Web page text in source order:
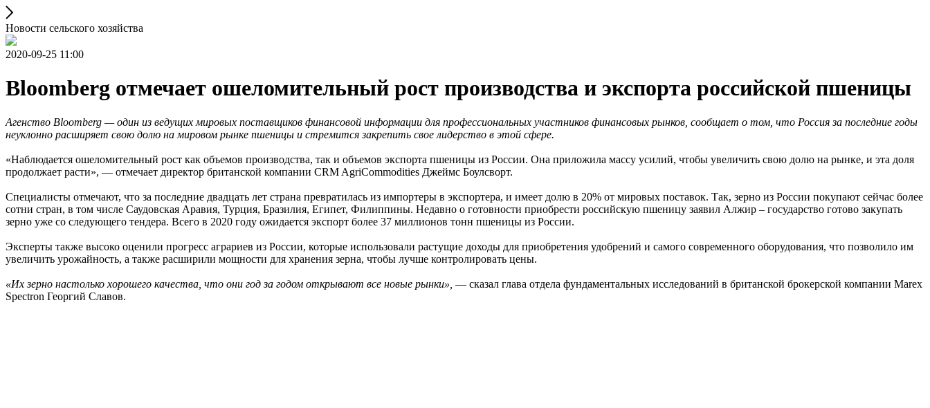
Новости сельского хозяйства
2020-09-25 11:00
Bloomberg отмечает ошеломительный рост производства и экспорта российской пшеницы
Агенство Bloomberg — один из ведущих мировых поставщиков финансовой информации для профессиональных участников финансовых рынков, сообщает о том, что Россия за последние годы
неуклонно расширяет свою долю на мировом рынке пшеницы и стремится закрепить свое лидерство в этой сфере.
«Наблюдается ошеломительный рост как объемов производства, так и объемов экспорта пшеницы из России. Она приложила массу усилий, чтобы увеличить свою долю на рынке, и эта доля
продолжает расти», — отмечает директор британской компании CRM AgriCommodities Джеймс Боулсворт.
Специалисты отмечают, что за последние двадцать лет страна превратилась из импортеры в экспортера, и имеет долю в 20% от мировых поставок. Так, зерно из России покупают сейчас более
сотни стран, в том числе Саудовская Аравия, Турция, Бразилия, Египет, Филиппины. Недавно о готовности приобрести российскую пшеницу заявил Алжир – государство готово закупать
зерно уже со следующего тендера. Всего в 2020 году ожидается экспорт более 37 миллионов тонн пшеницы из России.
Эксперты также высоко оценили прогресс аграриев из России, которые использовали растущие доходы для приобретения удобрений и самого современного оборудования, что позволило им
увеличить урожайность, а также расширили мощности для хранения зерна, чтобы лучше контролировать цены.
«Их зерно настолько хорошего качества, что они год за годом открывают все новые рынки», — сказал глава отдела фундаментальных исследований в британской брокерской компании Marex
Spectron Георгий Славов.